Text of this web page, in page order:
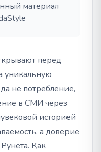
материал
перед
уникальную
не потребление,
в СМИ через
историей
а доверие
Как